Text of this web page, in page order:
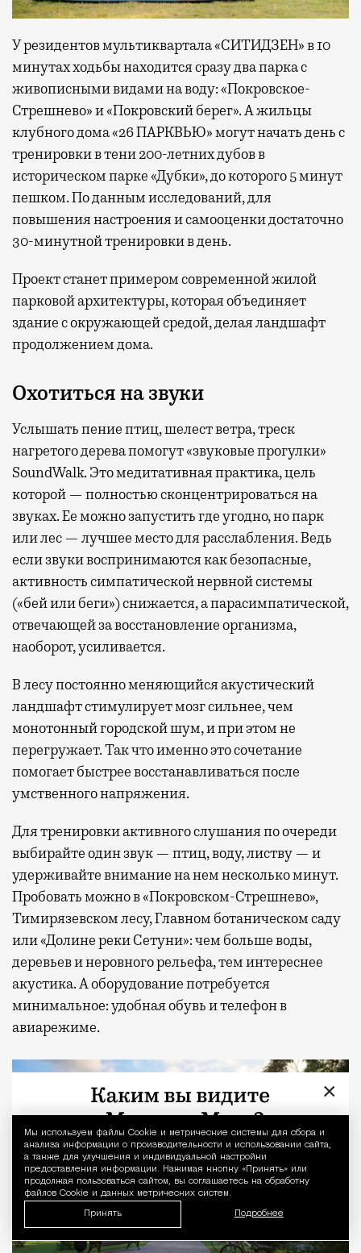
Уведомление
Мы используем файлы Сookie и метрические системы для сбора и
анализа информации о производительности и использовании сайта,
а также для улучшения и индивидуальной настройки
предоставления информации. Нажимая кнопку «Принять» или
продолжая пользоваться сайтом, вы соглашаетесь на обработку
файлов Cookie и данных метрических систем.
Принять Подробнее
У резидентов мультиквартала «СИТИДЗЕН» в 10
минутах ходьбы находится сразу два парка с
живописными видами на воду: «Покровское-
Стрешнево» и «Покровский берег». А жильцы
клубного дома «26 ПАРКВЬЮ» могут начать день с
тренировки в тени 200-летних дубов в
историческом парке «Дубки», до которого 5 минут
пешком. По данным исследований, для
повышения настроения и самооценки достаточно
30-минутной тренировки в день.
Проект станет примером современной жилой
парковой архитектуры, которая объединяет
здание с окружающей средой, делая ландшафт
продолжением дома.
Охотиться на звуки
Услышать пение птиц, шелест ветра, треск
нагретого дерева помогут «звуковые прогулки»
SoundWalk. Это медитативная практика, цель
которой — полностью сконцентрироваться на
звуках. Ее можно запустить где угодно, но парк
или лес — лучшее место для расслабления. Ведь
если звуки воспринимаются как безопасные,
активность симпатической нервной системы
(«бей или беги») снижается, а парасимпатической,
отвечающей за восстановление организма,
наоборот, усиливается.
В лесу постоянно меняющийся акустический
ландшафт стимулирует мозг сильнее, чем
монотонный городской шум, и при этом не
перегружает. Так что именно это сочетание
помогает быстрее восстанавливаться после
умственного напряжения.
Для тренировки активного слушания по очереди
выбирайте один звук — птиц, воду, листву — и
удерживайте внимание на нем несколько минут.
Пробовать можно в «Покровском-Стрешнево»,
Тимирязевском лесу, Главном ботаническом саду
или «Долине реки Сетуни»: чем больше воды,
деревьев и неровного рельефа, тем интереснее
акустика. А оборудование потребуется
минимальное: удобная обувь и телефон в
авиарежиме.
×